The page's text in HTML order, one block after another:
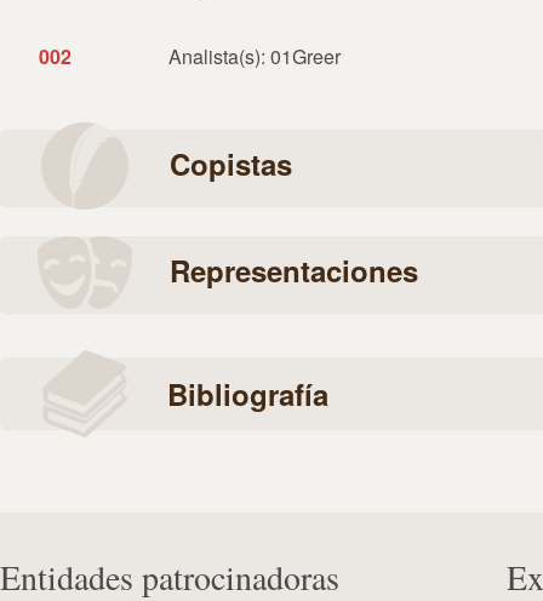
002 Analista(s): 01Greer
Copistas
Representaciones
Bibliografía
Entidades patrocinadoras